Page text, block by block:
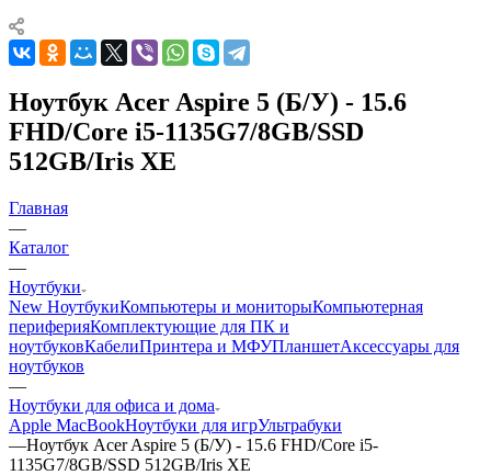
Ноутбук Acer Aspire 5 (Б/У) - 15.6
FHD/Core i5-1135G7/8GB/SSD
512GB/Iris XE
Главная
—
Каталог
—
Ноутбуки
New НоутбукиКомпьютеры и мониторыКомпьютерная
периферияКомплектующие для ПК и
ноутбуковКабелиПринтера и МФУПланшетАксессуары для
ноутбуков
—
Ноутбуки для офиса и дома
Apple MacBookНоутбуки для игрУльтрабуки
—Ноутбук Acer Aspire 5 (Б/У) - 15.6 FHD/Core i5-
1135G7/8GB/SSD 512GB/Iris XE